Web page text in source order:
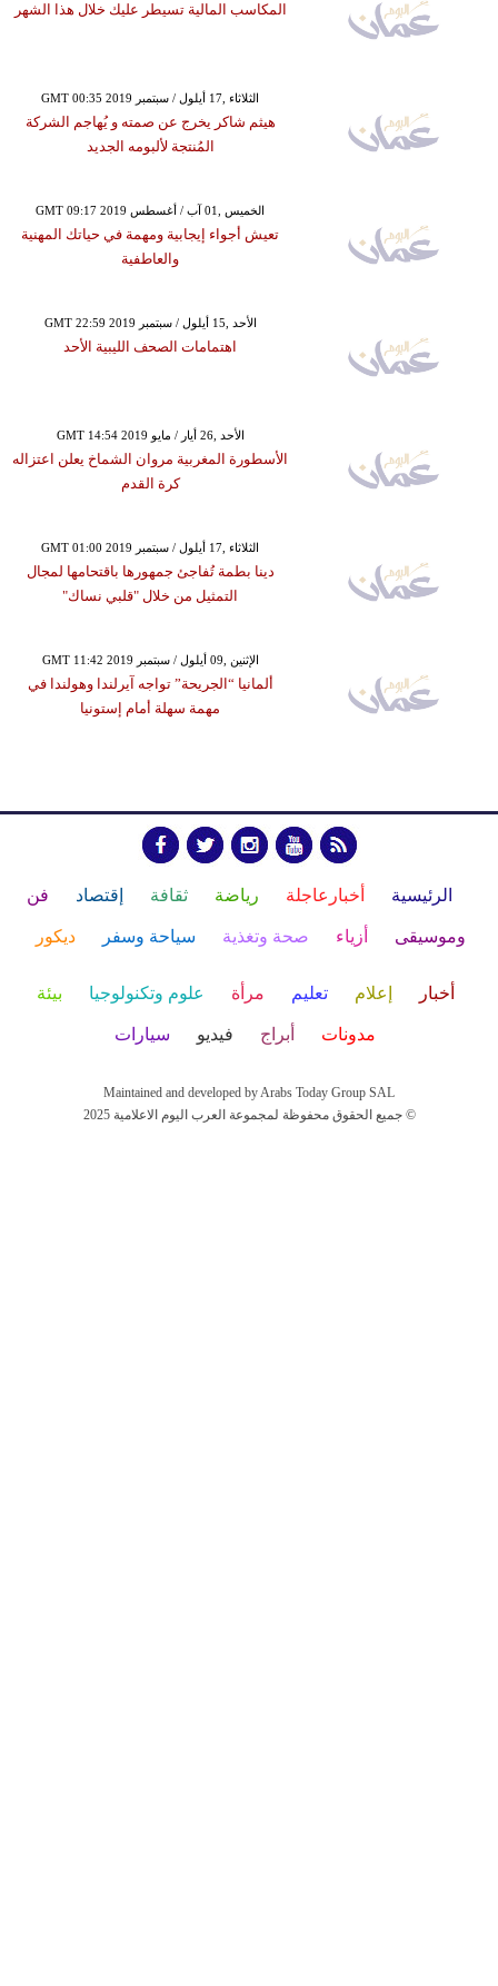
المكاسب المالية تسيطر عليك خلال هذا الشهر
GMT 00:35 2019 الثلاثاء ,17 أيلول / سبتمبر
هيثم شاكر يخرج عن صمته و يُهاجم الشركة
المُنتجة لألبومه الجديد
GMT 09:17 2019 الخميس ,01 آب / أغسطس
تعيش أجواء إيجابية ومهمة في حياتك المهنية
والعاطفية
GMT 22:59 2019 الأحد ,15 أيلول / سبتمبر
اهتمامات الصحف الليبية الأحد
GMT 14:54 2019 الأحد ,26 أيار / مايو
الأسطورة المغربية مروان الشماخ يعلن اعتزاله
كرة القدم
GMT 01:00 2019 الثلاثاء ,17 أيلول / سبتمبر
دينا بطمة تُفاجئ جمهورها باقتحامها لمجال
التمثيل من خلال "قلبي نساك"
GMT 11:42 2019 الإثنين ,09 أيلول / سبتمبر
ألمانيا “الجريحة” تواجه آيرلندا وهولندا في
مهمة سهلة أمام إستونيا
الرئيسية أخبارعاجلة رياضة ثقافة إقتصاد فن
وموسيقى أزياء صحة وتغذية سياحة وسفر ديكور
أخبار إعلام تعليم مرأة علوم وتكنولوجيا بيئة
مدونات أبراج فيديو سيارات
Maintained and developed by Arabs Today Group SAL
جميع الحقوق محفوظة لمجموعة العرب اليوم الاعلامية 2025 ©